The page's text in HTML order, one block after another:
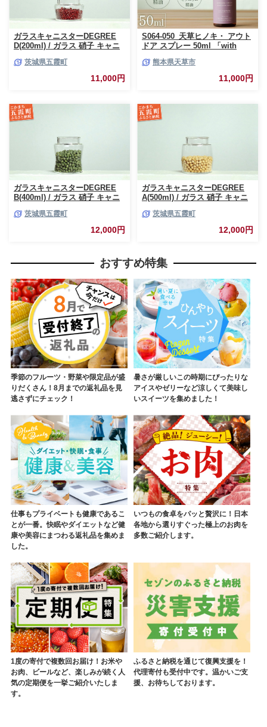
ガラスキャニスターDEGREE
D(200ml) / ガラス 硝子 キャニ
耐熱 一生もの 職人 こだわり
JIDA デザインミュージアムセ
レクション 茨城県 五霞町
茨城県五霞町
11,000円
S064-050_天草ヒノキ・ アウト
ドア スプレー 50ml 「with
熊本県天草市
11,000円
ガラスキャニスターDEGREE
B(400ml) / ガラス 硝子 キャニ
耐熱 一生もの 職人 こだわり
JIDA デザインミュージアムセ
レクション 茨城県 五霞町
茨城県五霞町
12,000円
ガラスキャニスターDEGREE
A(500ml) / ガラス 硝子 キャニ
耐熱 一生もの 職人 こだわり
JIDA デザインミュージアムセ
レクション 茨城県 五霞町
茨城県五霞町
12,000円
おすすめ特集
季節のフルーツ・野菜や限定品が盛
りだくさん！8月までの返礼品を見
逃さずにチェック！
暑さが厳しいこの時期にぴったりな
アイスやゼリーなど涼しくて美味し
いスイーツを集めました！
仕事もプライベートも健康であるこ
とが一番。快眠やダイエットなど健
康や美容にまつわる返礼品を集めま
した。
いつもの食卓をパッと贅沢に！日本
各地から選りすぐった極上のお肉を
多数ご紹介します。
1度の寄付で複数回お届け！お米や
お肉、ビールなど、楽しみが続く人
気の定期便を一挙ご紹介いたしま
す。
ふるさと納税を通じて復興支援を！
代理寄付も受付中です。温かいご支
援、お待ちしております。